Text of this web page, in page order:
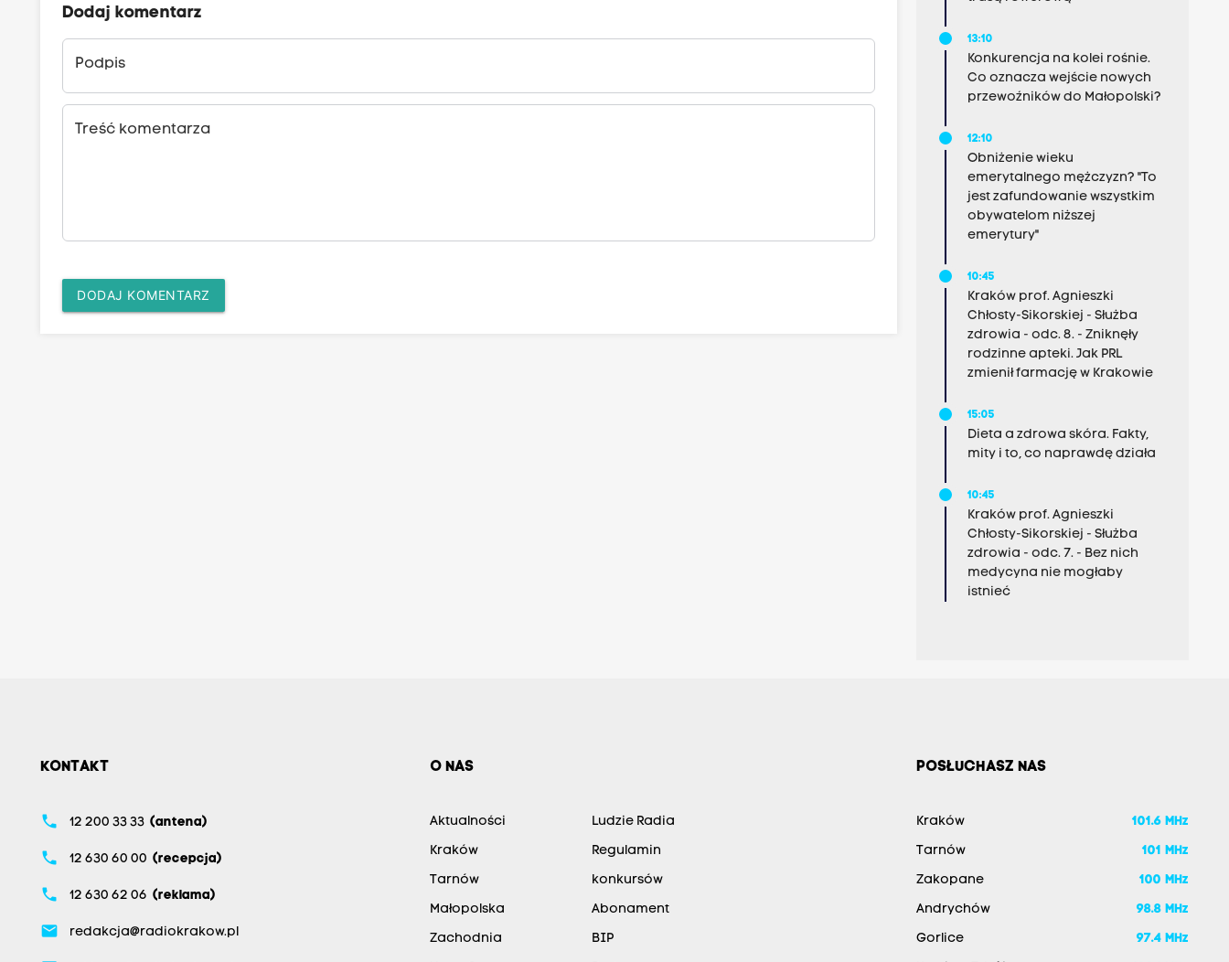
Dodaj komentarz
Podpis
Treść komentarza
DODAJ KOMENTARZ
13:10
Konkurencja na kolei rośnie.
Co oznacza wejście nowych
przewoźników do Małopolski?
12:10
Obniżenie wieku
emerytalnego mężczyzn? "To
jest zafundowanie wszystkim
obywatelom niższej
emerytury"
10:45
Kraków prof. Agnieszki
Chłosty-Sikorskiej - Służba
zdrowia - odc. 8. - Zniknęły
rodzinne apteki. Jak PRL
zmienił farmację w Krakowie
15:05
Dieta a zdrowa skóra. Fakty,
mity i to, co naprawdę działa
10:45
Kraków prof. Agnieszki
Chłosty-Sikorskiej - Służba
zdrowia - odc. 7. - Bez nich
medycyna nie mogłaby
istnieć
KONTAKT
phone 12 200 33 33 (antena)
phone 12 630 60 00 (recepcja)
phone 12 630 62 06 (reklama)
email redakcja@radiokrakow.pl
O NAS
Aktualności
Kraków
Tarnów
Małopolska
Zachodnia
Ludzie Radia
Regulamin
konkursów
Abonament
BIP
POSŁUCHASZ NAS
Kraków 101.6 MHz
Tarnów 101 MHz
Zakopane 100 MHz
Andrychów 98.8 MHz
Gorlice 97.4 MHz